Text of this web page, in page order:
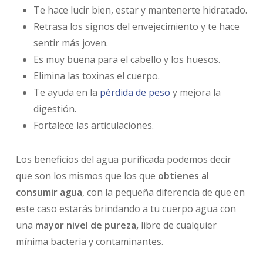
Te hace lucir bien, estar y mantenerte hidratado.
Retrasa los signos del envejecimiento y te hace
sentir más joven.
Es muy buena para el cabello y los huesos.
Elimina las toxinas el cuerpo.
Te ayuda en la pérdida de peso y mejora la
digestión.
Fortalece las articulaciones.
Los beneficios del agua purificada podemos decir
que son los mismos que los que obtienes al
consumir agua, con la pequeña diferencia de que en
este caso estarás brindando a tu cuerpo agua con
una mayor nivel de pureza,libre de cualquier
mínima bacteria y contaminantes.